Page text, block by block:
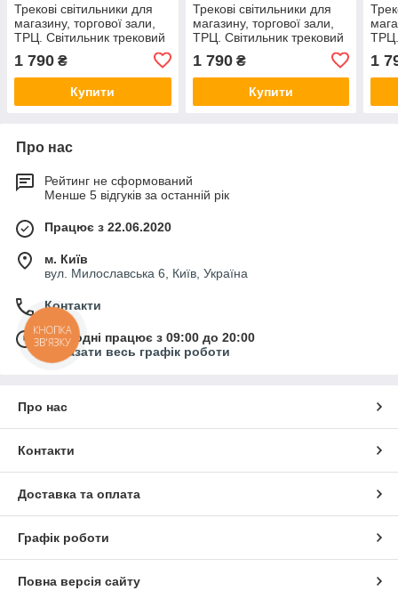
Трекові світильники для
магазину, торгової зали,
ТРЦ. Світильник трековий
магазину, ТРЦ
1 790 ₴
Купити
Трекові світильники для
магазину, торгової зали,
ТРЦ. Світильник трековий
магазину, ТРЦ
1 790₴
Купити
ТРЦ.
1
Про нас
Рейтинг не сформований
Менше 5 відгуків за останній рік
Працює з 22.06.2020
м. Київ
вул. Милославська 6, Київ, Україна
Контакти
Сьогодні працює з 09:00 до 20:00
Показати весь графік роботи
Про нас
Контакти
Доставка та оплата
Графік роботи
Повна версія сайту
КНОПКА
ЗВ'ЯЗКУ